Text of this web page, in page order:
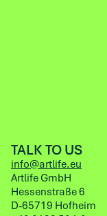
TALK TO US
info@artlife.eu
Artlife GmbH
Hessenstraße 6
D-65719 Hofheim